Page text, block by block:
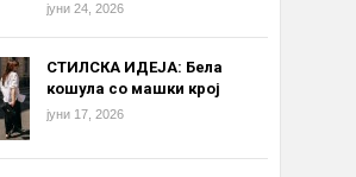
јуни 24, 2026
СТИЛСКА ИДЕЈА: Бела
кошула со машки крој
јуни 17, 2026